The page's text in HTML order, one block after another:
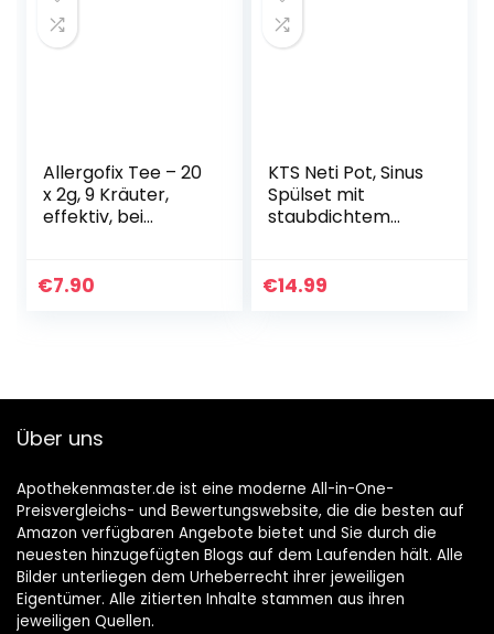
Allergofix Tee – 20
x 2g, 9 Kräuter,
effektiv, bei
entzündungshem
€7.90
KTS Neti Pot, Sinus
Spülset mit
staubdichtem
e, Allergien zur
€14.99
Über uns
Apothekenmaster.de ist eine moderne All-in-One-
Preisvergleichs- und Bewertungswebsite, die die besten auf
Amazon verfügbaren Angebote bietet und Sie durch die
neuesten hinzugefügten Blogs auf dem Laufenden hält. Alle
Bilder unterliegen dem Urheberrecht ihrer jeweiligen
Eigentümer. Alle zitierten Inhalte stammen aus ihren
jeweiligen Quellen.